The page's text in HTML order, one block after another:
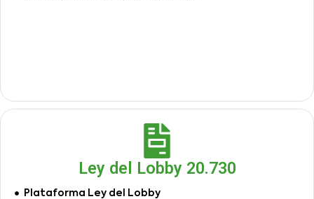
Ley del Lobby 20.730
Plataforma Ley del Lobby